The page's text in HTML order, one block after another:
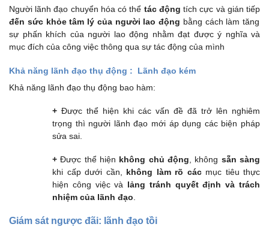
Người lãnh đạo chuyển hóa có thể tác độngtích cực và gián tiếp
đến sức khỏe tâm lý của người lao động bằng cách làm tăng
sự phấn khích của người lao động nhằm đạt được ý nghĩa và
mục đích của công việc thông qua sự tác động của mình
Khả năng lãnh đạo thụ động : Lãnh đạo kém
Khả năng lãnh đạo thụ động bao hàm:
+ Được thể hiện khi các vấn đề đã trở lên nghiêm
trọng thì người lãnh đạo mới áp dụng các biện pháp
sửa sai.
+Được thể hiện không chủ động , không sẵn sàng
khi cấp dưới cần, không làm rõ cácmục tiêu thực
hiện công việc và lảng tránh quyết định và trách
nhiệm của lãnh đạo
Giám sát ngược đãi: lãnh đạo tồi